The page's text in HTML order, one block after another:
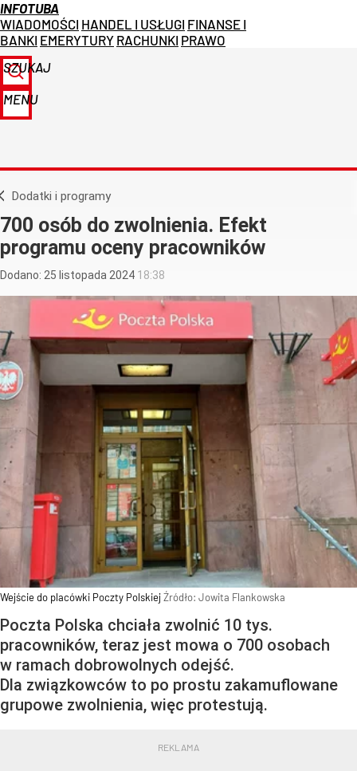
INFOTUBA
WIADOMOŚCI HANDEL I USŁUGI FINANSE I
BANKI EMERYTURY RACHUNKI PRAWO
SZUKAJ
MENU
Dodatki i programy
700 osób do zwolnienia. Efekt
programu oceny pracowników
Dodano: 25 listopada 2024 18:38
Wejście do placówki Poczty PolskiejŹródło: Jowita Flankowska
Poczta Polska chciała zwolnić 10 tys.
pracowników, teraz jest mowa o 700 osobach
w ramach dobrowolnych odejść.
Dla związkowców to po prostu zakamuflowane
grupowe zwolnienia, więc protestują.